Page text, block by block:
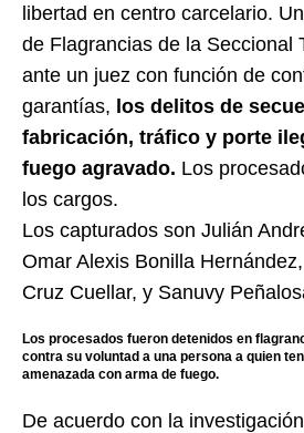
libertad en centro carcelario.
de Flagrancias de la Seccional
ante un juez con función de
garantías, los delitos de
fabricación, tráfico y porte
fuego agravado. Los
los cargos.
Los capturados son Julián
Omar Alexis Bonilla
Cruz Cuellar, y Sanuvy
Los procesados fueron detenidos en
contra su voluntad a una persona a quien
amenazada con arma de fuego.
De acuerdo con la